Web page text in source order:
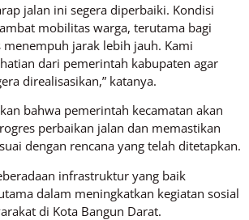
jalan ini segera diperbaiki. Kondisi
mobilitas warga, terutama bagi
menempuh jarak lebih jauh. Kami
dari pemerintah kabupaten agar
direalisasikan,” katanya.
bahwa pemerintah kecamatan akan
perbaikan jalan dan memastikan
dengan rencana yang telah ditetapkan.
infrastruktur yang baik
dalam meningkatkan kegiatan sosial
di Kota Bangun Darat.